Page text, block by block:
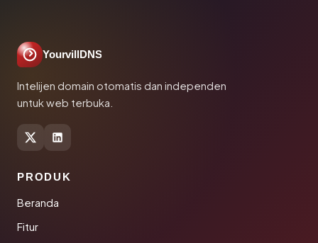
YourvillDNS
Intelijen domain otomatis dan independen
untuk web terbuka.
PRODUK
Beranda
Fitur